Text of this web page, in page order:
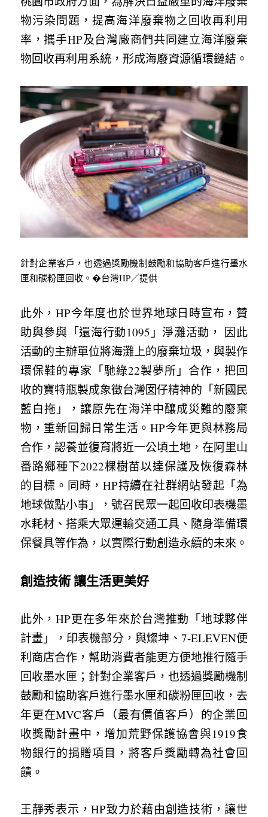
物污染問題，提高海洋廢棄物之回收再利用
率，攜手HP及台灣廠商們共同建立海洋廢棄
物回收再利用系統，形成海廢資源循環鏈結。
針對企業客戶，也透過獎勵機制鼓勵和協助客戶進行墨水
匣和碳粉匣回收。�台灣HP／提供
此外，HP今年度也於世界地球日時宣布，贊
助與參與「還海行動1095」淨灘活動， 因此
活動的主辦單位將海灘上的廢棄垃圾，與製作
環保鞋的專家「馳綠22製夢所」合作，把回
收的寶特瓶製成象徵台灣囡仔精神的「新國民
藍白拖」，讓原先在海洋中釀成災難的廢棄
物，重新回歸日常生活。HP今年更與林務局
合作，認養並復育將近一公頃土地，在阿里山
番路鄉種下2022棵樹苗以達保護及恢復森林
的目標。同時，HP持續在社群網站發起「為
地球做點小事」，號召民眾一起回收印表機墨
水耗材、搭乘大眾運輸交通工具、隨身準備環
保餐具等作為，以實際行動創造永續的未來。
創造技術 讓生活更美好
此外，HP更在多年來於台灣推動「地球夥伴
計畫」，印表機部分，與燦坤、7-ELEVEN便
利商店合作，幫助消費者能更方便地推行隨手
回收墨水匣；針對企業客戶，也透過獎勵機制
鼓勵和協助客戶進行墨水匣和碳粉匣回收，去
年更在MVC客戶（最有價值客戶）的企業回
收獎勵計畫中，增加荒野保護協會與1919食
物銀行的捐贈項目，將客戶獎勵轉為社會回
饋。
王靜秀表示，HP致力於藉由創造技術，讓世